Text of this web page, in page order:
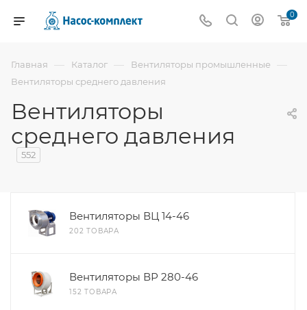
0
Главная — Каталог — Вентиляторы промышленные —
Вентиляторы среднего давления
Вентиляторы
среднего давления
552
Вентиляторы ВЦ 14-46
202 ТОВАРА
Вентиляторы ВР 280-46
152 ТОВАРА